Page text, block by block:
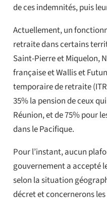
de ces indemnités, puis
Actuellement, un
retraite dans certains
Saint-Pierre et Miquelon,
française et Wallis et
temporaire de retraite
35% la pension de ceux
Réunion, et de 75% pour
dans le Pacifique.
Pour l’instant, aucun
gouvernement a accepté
selon la situation
décret et concernerons